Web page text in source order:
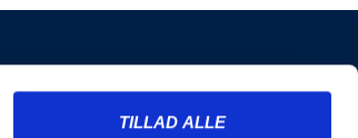
TILLAD ALLE